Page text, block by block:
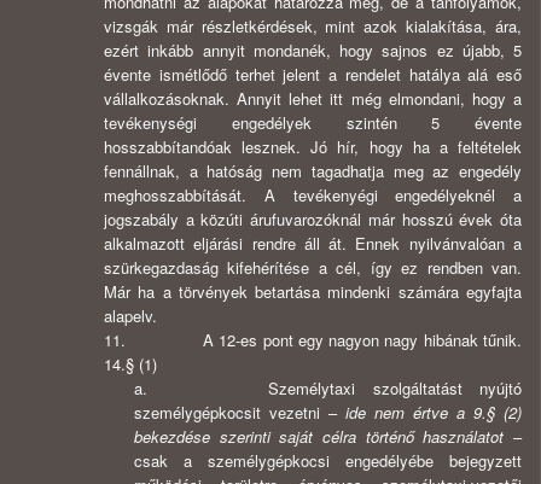
vizsgák már részletkérdések, mint azok kialakítása, ára,
ezért inkább annyit mondanék, hogy sajnos ez újabb, 5
évente ismétlődő terhet jelent a rendelet hatálya alá eső
vállalkozásoknak. Annyit lehet itt még elmondani, hogy a
tevékenységi engedélyek szintén 5 évente
hosszabbítandóak lesznek. Jó hír, hogy ha a feltételek
fennállnak, a hatóság nem tagadhatja meg az engedély
meghosszabbítását. A tevékenyégi engedélyeknél a
jogszabály a közúti árufuvarozóknál már hosszú évek óta
alkalmazott eljárási rendre áll át. Ennek nyilvánvalóan a
szürkegazdaság kifehérítése a cél, így ez rendben van.
Már ha a törvények betartása mindenki számára egyfajta
alapelv.
11. A 12-es pont egy nagyon nagy hibának tűnik.
14.§ (1)
a. Személytaxi szolgáltatást nyújtó
személygépkocsit vezetni – ide nem értve a 9.§ (2)
bekezdése szerinti saját célra történő használatot –
csak a személygépkocsi engedélyébe bejegyzett